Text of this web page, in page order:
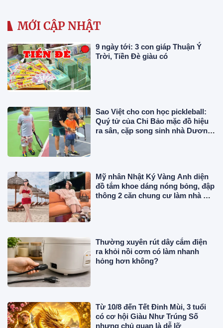
MỚI CẬP NHẬT
9 ngày tới: 3 con giáp Thuận Ý
Trời, Tiền Đè giàu có
Sao Việt cho con học pickleball:
Quý tử của Chi Bảo mặc đồ hiệu
ra sân, cặp song sinh nhà Dương
Mỹ nhân Nhật Ký Vàng Anh diện
đồ tắm khoe dáng nóng bỏng, đập
thông 2 căn chung cư làm nhà ở,
Thường xuyên rút dây cắm điện
ra khỏi nồi cơm có làm nhanh
hỏng hơn không?
Từ 10/8 đến Tết Đinh Mùi, 3 tuổi
có cơ hội Giàu Như Trúng Số
nhưng chủ quan là dễ lỡ